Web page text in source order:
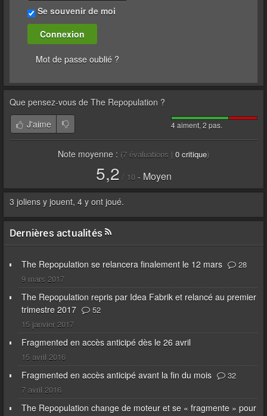
Se souvenir de moi
Mot de passe oublié ?
Que pensez-vous de The Repopulation ?
4 aiment, 2 pas.
J'aime
Note moyenne : (7 évaluations | 0 critique)
5,2 / 10 - Moyen
3 joliens y jouent, 4 y ont joué.
Dernières actualités
The Repopulation se relancera finalement le 12 mars
28
9 mars 2017
The Repopulation repris par Idea Fabrik et relancé au premier
trimestre 2017
52
15 janvier 2017
Fragmented en accès anticipé dès le 26 avril
15 avril 2016
Fragmented en accès anticipé avant la fin du mois
32
7 avril 2016
The Repopulation change de moteur et se « fragmente » pour